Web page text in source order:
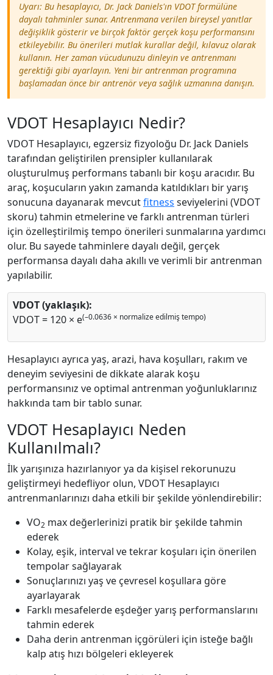
Uyarı: Bu hesaplayıcı, Dr. Jack Daniels'ın VDOT formülüne
dayalı tahminler sunar. Antrenmana verilen bireysel yanıtlar
değişiklik gösterir ve birçok faktör gerçek koşu performansını
etkileyebilir. Bu önerileri mutlak kurallar değil, kılavuz olarak
kullanın. Her zaman vücudunuzu dinleyin ve antrenmanı
gerektiği gibi ayarlayın. Yeni bir antrenman programına
başlamadan önce bir antrenör veya sağlık uzmanına danışın.
VDOT Hesaplayıcı Nedir?
VDOT Hesaplayıcı, egzersiz fizyoloğu Dr. Jack Daniels
tarafından geliştirilen prensipler kullanılarak
oluşturulmuş performans tabanlı bir koşu aracıdır. Bu
araç, koşucuların yakın zamanda katıldıkları bir yarış
sonucuna dayanarak mevcutfitness seviyelerini (VDOT
skoru) tahmin etmelerine ve farklı antrenman türleri
için özelleştirilmiş tempo önerileri sunmalarına yardımcı
olur. Bu sayede tahminlere dayalı değil, gerçek
performansa dayalı daha akıllı ve verimli bir antrenman
yapılabilir.
VDOT (yaklaşık):
VDOT = 120 × e(–0.0636 × normalize edilmiş tempo)
Hesaplayıcı ayrıca yaş, arazi, hava koşulları, rakım ve
deneyim seviyesini de dikkate alarak koşu
performansınız ve optimal antrenman yoğunluklarınız
hakkında tam bir tablo sunar.
VDOT Hesaplayıcı Neden
Kullanılmalı?
İlk yarışınıza hazırlanıyor ya da kişisel rekorunuzu
geliştirmeyi hedefliyor olun, VDOT Hesaplayıcı
antrenmanlarınızı daha etkili bir şekilde yönlendirebilir:
VO2 max değerlerinizi pratik bir şekilde tahmin
ederek
Kolay, eşik, interval ve tekrar koşuları için önerilen
tempolar sağlayarak
Sonuçlarınızı yaş ve çevresel koşullara göre
ayarlayarak
Farklı mesafelerde eşdeğer yarış performanslarını
tahmin ederek
Daha derin antrenman içgörüleri için isteğe bağlı
kalp atış hızı bölgeleri ekleyerek